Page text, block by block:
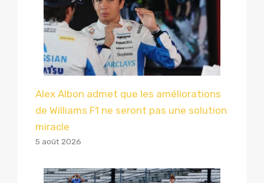
Alex Albon admet que les améliorations
de Williams F1 ne seront pas une solution
miracle
5 août 2026